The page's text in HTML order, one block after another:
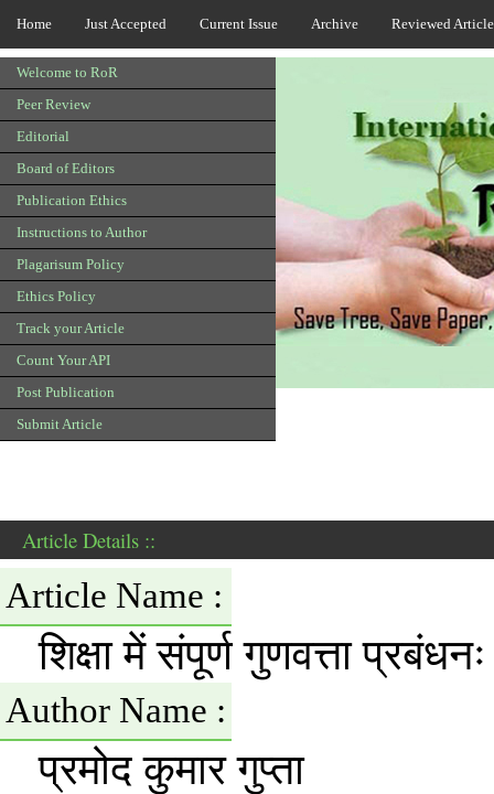
Home Just Accepted Current Issue Archive Reviewed
Welcome to RoR
Peer Review
Editorial
Board of Editors
Publication Ethics
Instructions to Author
Plagarisum Policy
Ethics Policy
Track your Article
Count Your API
Post Publication
Submit Article
Article Details ::
Article Name :
शिक्षा में संपूर्ण गुणवत्ता
Author Name :
प्रमोद कुमार गुप्ता